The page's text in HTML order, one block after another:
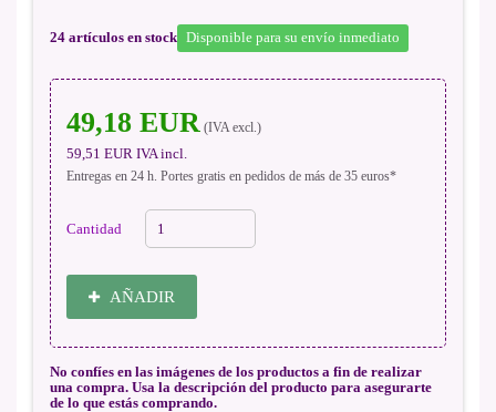
24 artículos en stock Disponible para su envío inmediato
49,18 EUR (IVA excl.)
59,51 EUR IVA incl.
Entregas en 24 h. Portes gratis en pedidos de más de 35 euros*
Cantidad
AÑADIR
No confíes en las imágenes de los productos a fin de realizar
una compra. Usa la descripción del producto para asegurarte
de lo que estás comprando.